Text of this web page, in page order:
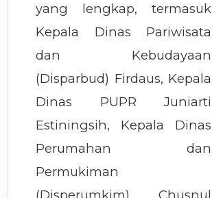
yang lengkap, termasuk
Kepala Dinas Pariwisata
dan Kebudayaan
(Disparbud) Firdaus, Kepala
Dinas PUPR Juniarti
Estiningsih, Kepala Dinas
Perumahan dan
Permukiman